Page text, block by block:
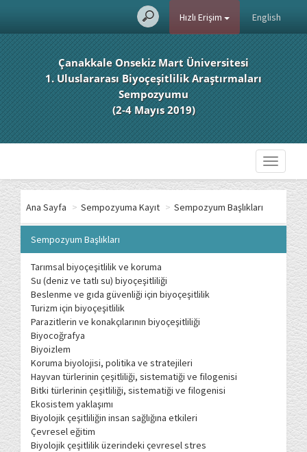
English
Hızlı Erişim
Çanakkale Onsekiz Mart Üniversitesi
1. Uluslararası Biyoçeşitlilik Araştırmaları
Sempozyumu
(2-4 Mayıs 2019)
Toggle
Ana Sayfa > Sempozyuma Kayıt > Sempozyum Başlıkları
Sempozyum Başlıkları
Tarımsal biyoçeşitlilik ve koruma
Su (deniz ve tatlı su) biyoçeşitliliği
Beslenme ve gıda güvenliği için biyoçeşitlilik
Turizm için biyoçeşitlilik
Parazitlerin ve konakçılarının biyoçeşitliliği
Biyocoğrafya
Biyoizlem
Koruma biyolojisi, politika ve stratejileri
Hayvan türlerinin çeşitliliği, sistematiği ve filogenisi
Bitki türlerinin çeşitliliği, sistematiği ve filogenisi
Ekosistem yaklaşımı
Biyolojik çeşitliliğin insan sağlığına etkileri
Çevresel eğitim
Biyolojik çeşitlilik üzerindeki çevresel stres